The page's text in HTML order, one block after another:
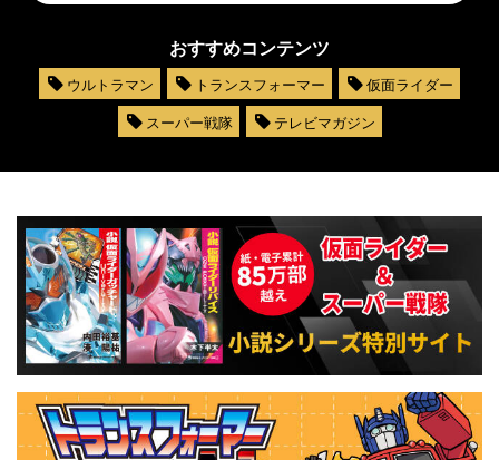
おすすめコンテンツ
ウルトラマン トランスフォーマー
仮面ライダー
スーパー戦隊
テレビマガジン